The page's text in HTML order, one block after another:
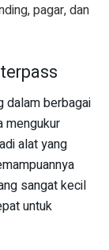
pagar, dan
dalam berbagai
mengukur
alat yang
sangat kecil
untuk